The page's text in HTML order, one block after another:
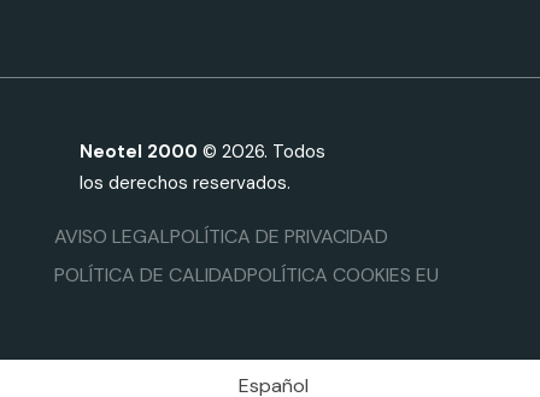
Neotel 2000 © 2026. Todos
los derechos reservados.
AVISO LEGALPOLÍTICA DE PRIVACIDAD
POLÍTICA DE CALIDADPOLÍTICA COOKIES EU
Español